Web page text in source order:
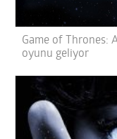
Game of Thrones:
oyunu geliyor